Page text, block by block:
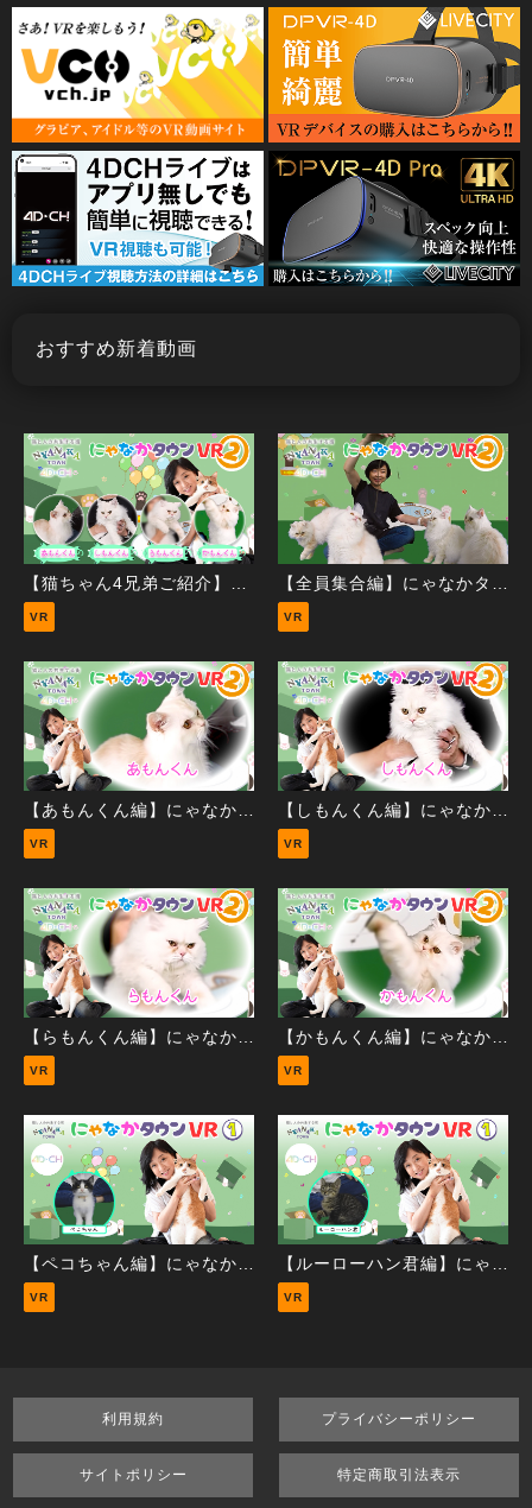
おすすめ新着動画
VR VR
VR VR
VR VR
【ペコちゃん編】にゃなかタウンVR①
VR
【ルーローハン君編】にゃなかタウンVR①
VR
利用規約 プライバシーポリシー
サイトポリシー 特定商取引法表示